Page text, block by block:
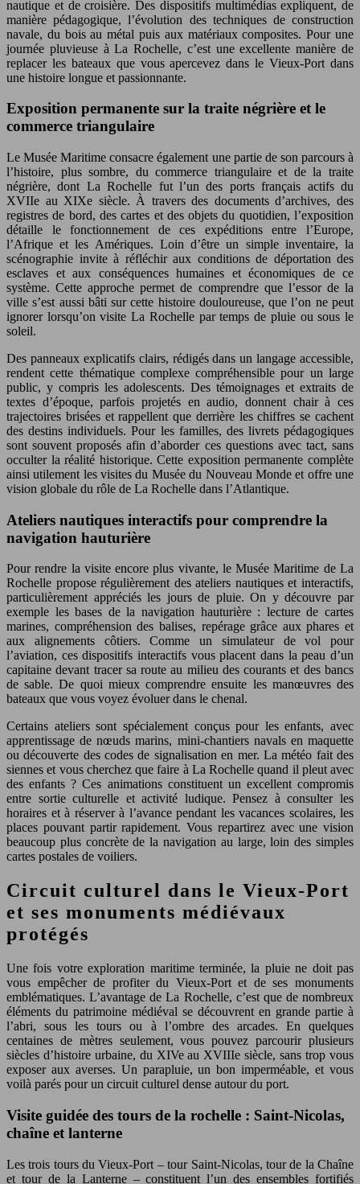
nautique et de croisière. Des dispositifs multimédias expliquent, de
manière pédagogique, l’évolution des techniques de construction
navale, du bois au métal puis aux matériaux composites. Pour une
journée pluvieuse à La Rochelle, c’est une excellente manière de
replacer les bateaux que vous apercevez dans le Vieux-Port dans
une histoire longue et passionnante.
Exposition permanente sur la traite négrière et le
commerce triangulaire
Le Musée Maritime consacre également une partie de son parcours à
l’histoire, plus sombre, du commerce triangulaire et de la traite
négrière, dont La Rochelle fut l’un des ports français actifs du
XVIIe au XIXe siècle. À travers des documents d’archives, des
registres de bord, des cartes et des objets du quotidien, l’exposition
détaille le fonctionnement de ces expéditions entre l’Europe,
l’Afrique et les Amériques. Loin d’être un simple inventaire, la
scénographie invite à réfléchir aux conditions de déportation des
esclaves et aux conséquences humaines et économiques de ce
système. Cette approche permet de comprendre que l’essor de la
ville s’est aussi bâti sur cette histoire douloureuse, que l’on ne peut
ignorer lorsqu’on visite La Rochelle par temps de pluie ou sous le
soleil.
Des panneaux explicatifs clairs, rédigés dans un langage accessible,
rendent cette thématique complexe compréhensible pour un large
public, y compris les adolescents. Des témoignages et extraits de
textes d’époque, parfois projetés en audio, donnent chair à ces
trajectoires brisées et rappellent que derrière les chiffres se cachent
des destins individuels. Pour les familles, des livrets pédagogiques
sont souvent proposés afin d’aborder ces questions avec tact, sans
occulter la réalité historique. Cette exposition permanente complète
ainsi utilement les visites du Musée du Nouveau Monde et offre une
vision globale du rôle de La Rochelle dans l’Atlantique.
Ateliers nautiques interactifs pour comprendre la
navigation hauturière
Pour rendre la visite encore plus vivante, le Musée Maritime de La
Rochelle propose régulièrement des ateliers nautiques et interactifs,
particulièrement appréciés les jours de pluie. On y découvre par
exemple les bases de la navigation hauturière : lecture de cartes
marines, compréhension des balises, repérage grâce aux phares et
aux alignements côtiers. Comme un simulateur de vol pour
l’aviation, ces dispositifs interactifs vous placent dans la peau d’un
capitaine devant tracer sa route au milieu des courants et des bancs
de sable. De quoi mieux comprendre ensuite les manœuvres des
bateaux que vous voyez évoluer dans le chenal.
Certains ateliers sont spécialement conçus pour les enfants, avec
apprentissage de nœuds marins, mini-chantiers navals en maquette
ou découverte des codes de signalisation en mer. La météo fait des
siennes et vous cherchez que faire à La Rochelle quand il pleut avec
des enfants ? Ces animations constituent un excellent compromis
entre sortie culturelle et activité ludique. Pensez à consulter les
horaires et à réserver à l’avance pendant les vacances scolaires, les
places pouvant partir rapidement. Vous repartirez avec une vision
beaucoup plus concrète de la navigation au large, loin des simples
cartes postales de voiliers.
Circuit culturel dans le Vieux-Port
et ses monuments médiévaux
protégés
Une fois votre exploration maritime terminée, la pluie ne doit pas
vous empêcher de profiter du Vieux-Port et de ses monuments
emblématiques. L’avantage de La Rochelle, c’est que de nombreux
éléments du patrimoine médiéval se découvrent en grande partie à
l’abri, sous les tours ou à l’ombre des arcades. En quelques
centaines de mètres seulement, vous pouvez parcourir plusieurs
siècles d’histoire urbaine, du XIVe au XVIIIe siècle, sans trop vous
exposer aux averses. Un parapluie, un bon imperméable, et vous
voilà parés pour un circuit culturel dense autour du port.
Visite guidée des tours de la rochelle : Saint-Nicolas,
chaîne et lanterne
Les trois tours du Vieux-Port – tour Saint-Nicolas, tour de la Chaîne
et tour de la Lanterne – constituent l’un des ensembles fortifiés